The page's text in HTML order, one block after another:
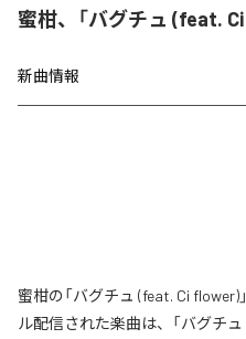
蜜柑、「バグチュ (feat.
新曲情報
蜜柑の「バグチュ (feat. Ci
ル配信された楽曲は、「バグチ